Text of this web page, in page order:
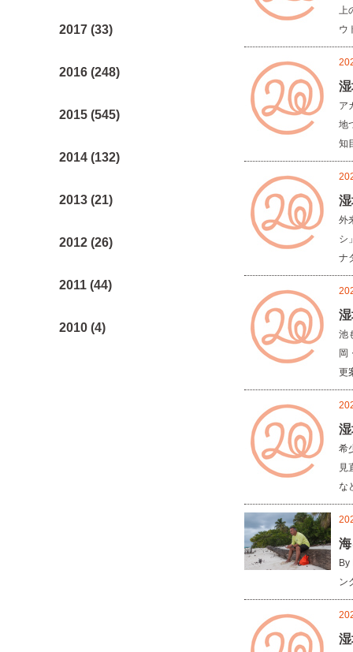
2017 (33)
2016 (248)
2015 (545)
2014 (132)
2013 (21)
2012 (26)
2011 (44)
2010 (4)
上
ウ
ア
地
知
外
シ
ナ
池
岡
更
希
見
な
ン